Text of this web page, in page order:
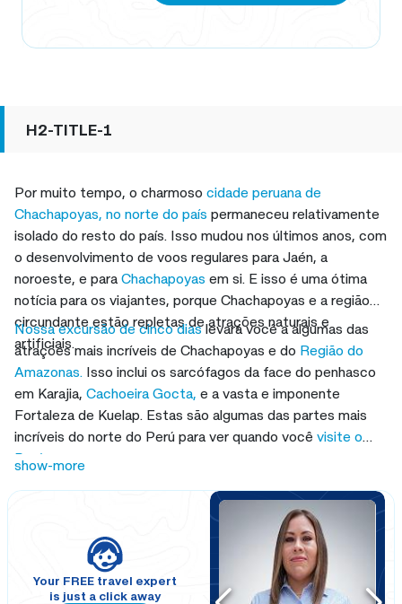
H2-TITLE-1
Por muito tempo, o charmoso cidade peruana de
Chachapoyas, no norte do país permaneceu relativamente
isolado do resto do país. Isso mudou nos últimos anos, com
o desenvolvimento de voos regulares para Jaén, a
noroeste, e para Chachapoyas em si. E isso é uma ótima
notícia para os viajantes, porque Chachapoyas e a região
circundante estão repletas de atrações naturais e
artificiais.
Nossa excursão de cinco diaslevará você a algumas das
atrações mais incríveis de Chachapoyas e do Região do
Amazonas. Isso inclui os sarcófagos da face do penhasco
em Karajia, Cachoeira Gocta, e a vasta e imponente
Fortaleza de Kuelap. Estas são algumas das partes mais
incríveis do norte do Perú para ver quando você visite o
Perú.
show-more
Your FREE travel expert
is just a click away